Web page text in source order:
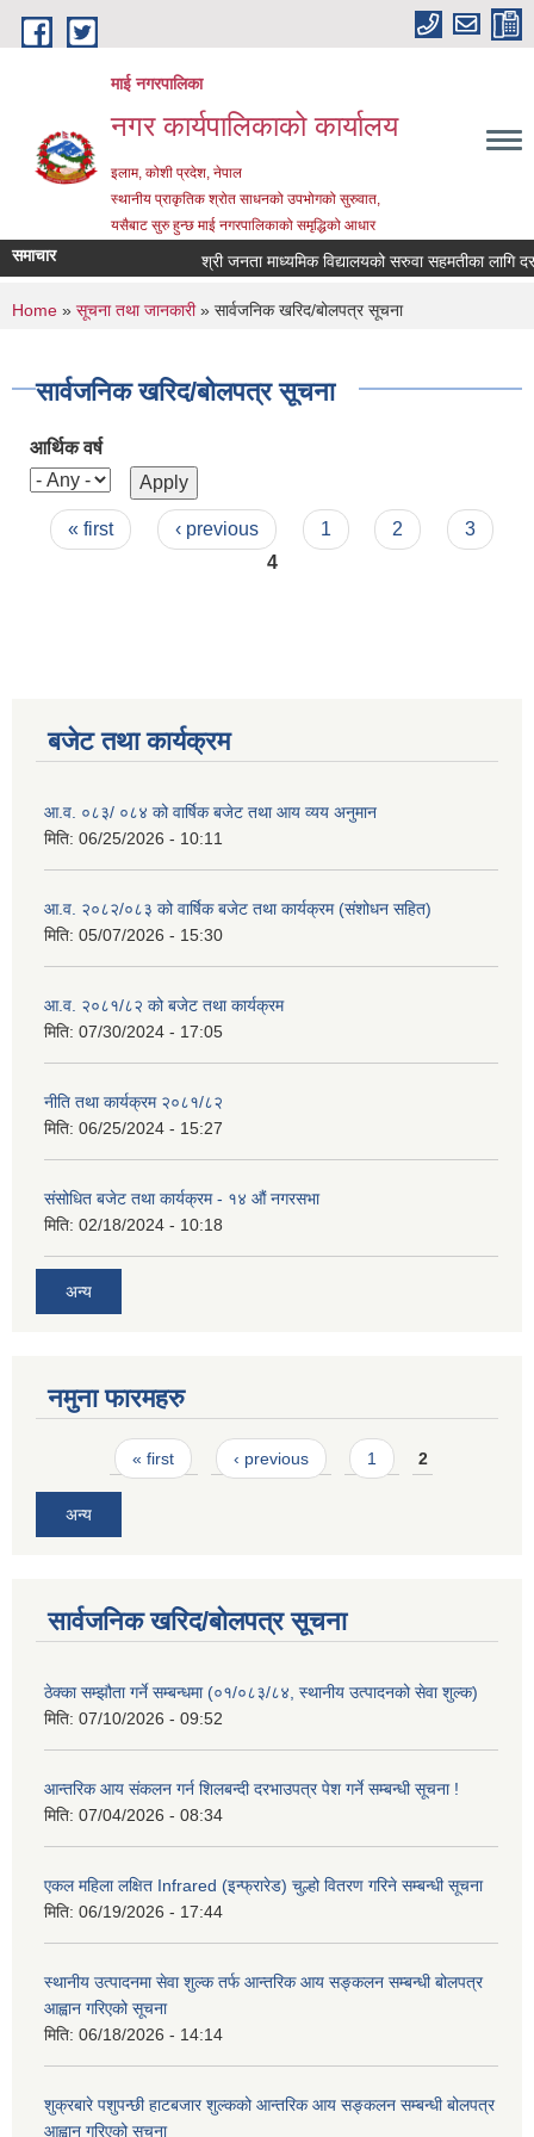
Skip to main content
माई नगरपालिका
नगर कार्यपालिकाको कार्यालय
इलाम, कोशी प्रदेश, नेपाल
स्थानीय प्राकृतिक श्रोत साधनको उपभोगको सुरुवात,
यसैबाट सुरु हुन्छ माई नगरपालिकाको समृद्धिको आधार
समाचार श्री जनता माध्यमिक विद्यालयको सरुवा सहमतीका लागि
You are here
Home » सूचना तथा जानकारी» सार्वजनिक खरिद/बोलपत्र सूचना
सार्वजनिक खरिद/बोलपत्र सूचना
आर्थिक वर्ष
Pages
« first ‹ previous 1 2
3
4
बजेट तथा कार्यक्रम
आ.व. ०८३/ ०८४ को वार्षिक बजेट तथा आय व्यय अनुमान
मिति: 06/25/2026 - 10:11
आ.व. २०८२/०८३ को वार्षिक बजेट तथा कार्यक्रम (संशोधन सहित)
मिति: 05/07/2026 - 15:30
आ.व. २०८१/८२ को बजेट तथा कार्यक्रम
मिति: 07/30/2024 - 17:05
नीति तथा कार्यक्रम २०८१/८२
मिति: 06/25/2024 - 15:27
संसोधित बजेट तथा कार्यक्रम - १४ औं नगरसभा
मिति: 02/18/2024 - 10:18
अन्य
नमुना फारमहरु
Pages« first ‹ previous 1 2
अन्य
सार्वजनिक खरिद/बोलपत्र सूचना
ठेक्का सम्झौता गर्ने सम्बन्धमा (०१/०८३/८४, स्थानीय उत्पादनको सेवा शुल्क)
मिति: 07/10/2026 - 09:52
आन्तरिक आय संकलन गर्न शिलबन्दी दरभाउपत्र पेश गर्ने सम्बन्धी सूचना !
मिति: 07/04/2026 - 08:34
एकल महिला लक्षित Infrared (इन्फ्रारेड) चुल्हो वितरण गरिने सम्बन्धी सूचना
मिति: 06/19/2026 - 17:44
स्थानीय उत्पादनमा सेवा शुल्क तर्फ आन्तरिक आय सङ्कलन सम्बन्धी बोलपत्र
आह्वान गरिएको सूचना
मिति: 06/18/2026 - 14:14
शुक्रबारे पशुपन्छी हाटबजार शुल्कको आन्तरिक आय सङ्कलन सम्बन्धी बोलपत्र
आह्वान गरिएको सूचना